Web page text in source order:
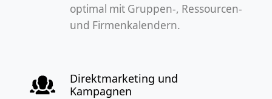
optimal mit Gruppen-, Ressourcen-
und Firmenkalendern.
Direktmarketing und
Kampagnen